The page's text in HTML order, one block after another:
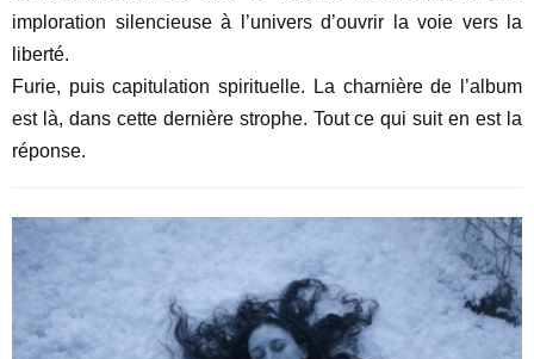
imploration silencieuse à l’univers d’ouvrir la voie vers la
liberté.
Furie, puis capitulation spirituelle. La charnière de l’album
est là, dans cette dernière strophe. Tout ce qui suit en est la
réponse.